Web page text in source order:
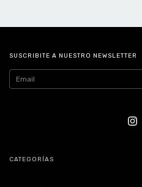
SUSCRIBITE A NUESTRO NEWSLETTER
CATEGORÍAS